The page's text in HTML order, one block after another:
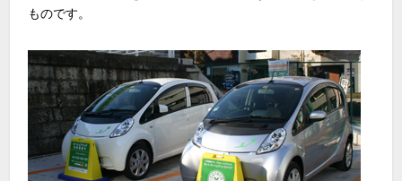
ものです。